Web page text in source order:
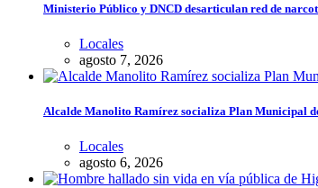
Ministerio Público y DNCD desarticulan red de
Locales
agosto 7, 2026
Alcalde Manolito Ramírez socializa Plan Municipal
Locales
agosto 6, 2026